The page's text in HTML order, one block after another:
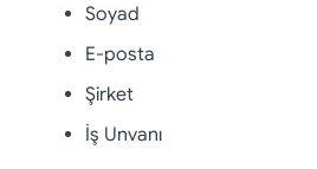
Soyad
E-posta
Şirket
İş Unvanı